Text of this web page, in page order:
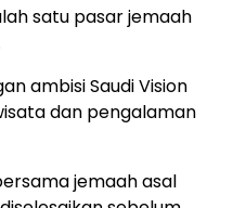
satu pasar jemaah
ambisi Saudi Vision
dan pengalaman
jemaah asal